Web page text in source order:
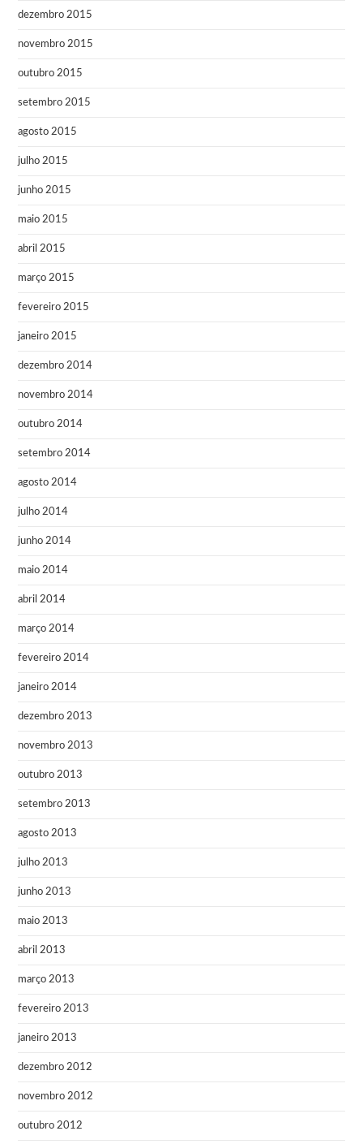
dezembro 2015
novembro 2015
outubro 2015
setembro 2015
agosto 2015
julho 2015
junho 2015
maio 2015
abril 2015
março 2015
fevereiro 2015
janeiro 2015
dezembro 2014
novembro 2014
outubro 2014
setembro 2014
agosto 2014
julho 2014
junho 2014
maio 2014
abril 2014
março 2014
fevereiro 2014
janeiro 2014
dezembro 2013
novembro 2013
outubro 2013
setembro 2013
agosto 2013
julho 2013
junho 2013
maio 2013
abril 2013
março 2013
fevereiro 2013
janeiro 2013
dezembro 2012
novembro 2012
outubro 2012